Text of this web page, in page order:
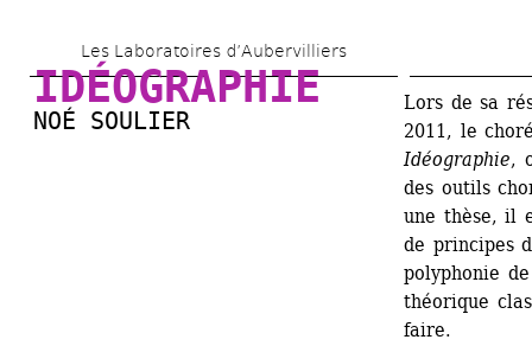
au
contenu
principal
Les Laboratoires d’Aubervilliers
IDÉOGRAPHIE
NOÉ SOULIER
Lors de sa
2011, le
Idéographie,
des outils
une thèse, il
de principes
polyphonie
théorique
faire.